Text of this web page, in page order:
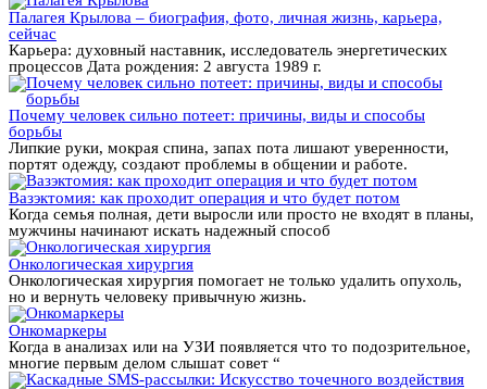
Палагея Крылова – биография, фото, личная жизнь, карьера,
сейчас
Карьера: духовный наставник, исследователь энергетических
процессов Дата рождения: 2 августа 1989 г.
Почему человек сильно потеет: причины, виды и способы
борьбы
Липкие руки, мокрая спина, запах пота лишают уверенности,
портят одежду, создают проблемы в общении и работе.
Вазэктомия: как проходит операция и что будет потом
Когда семья полная, дети выросли или просто не входят в планы,
мужчины начинают искать надежный способ
Онкологическая хирургия
Онкологическая хирургия помогает не только удалить опухоль,
но и вернуть человеку привычную жизнь.
Онкомаркеры
Когда в анализах или на УЗИ появляется что то подозрительное,
многие первым делом слышат совет “